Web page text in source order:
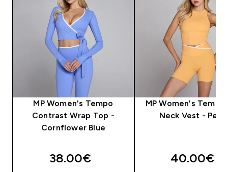
MP Women's Tempo
Contrast Wrap Top -
Cornflower Blue
38.00€‎
MP Women's Tempo
Neck Vest -
40.00€‎